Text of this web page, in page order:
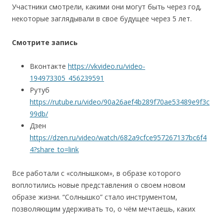
Участники смотрели, какими они могут быть через год,
некоторые заглядывали в свое будущее через 5 лет.
Смотрите запись
Вконтакте https://vkvideo.ru/video-
194973305_456239591
Рутуб
https://rutube.ru/video/90a26aef4b289f70ae53489e9f3c
99db/
Дзен
https://dzen.ru/video/watch/682a9cfce957267137bc6f4
4?share_to=link
Все работали с «солнышком», в образе которого
воплотились новые представления о своем новом
образе жизни. “Солнышко” стало инструментом,
позволяющим удерживать то, о чём мечтаешь, каких